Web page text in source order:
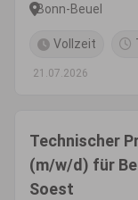
Bonn-Beuel
Vollzeit
21.07.2026
Technischer
(m/w/d) für
Soest